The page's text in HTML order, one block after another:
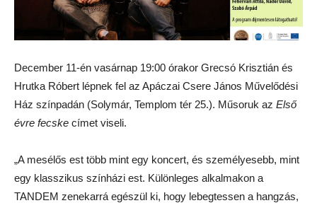
December 11-én vasárnap 19:00 órakor Grecsó Krisztián és
Hrutka Róbert lépnek fel az Apáczai Csere János Művelődési
Ház színpadán (Solymár, Templom tér 25.). Műsoruk az Első
évre fecske címet viseli.
„A mesélős est több mint egy koncert, és személyesebb, mint
egy klasszikus színházi est. Különleges alkalmakon a
TANDEM zenekarrá egészül ki, hogy lebegtessen a hangzás,